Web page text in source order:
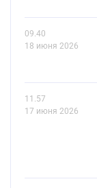
09.40
18 июня 2026
11.57
17 июня 2026